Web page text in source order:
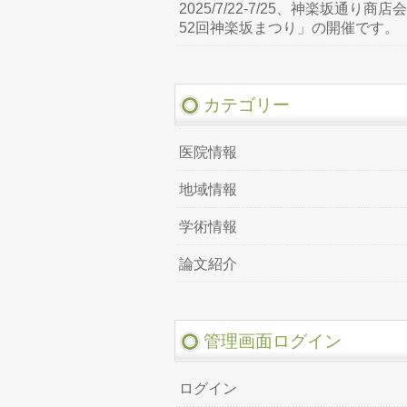
2025/7/22-7/25、神楽坂通り商店
52回神楽坂まつり」の開催です。
カテゴリー
医院情報
地域情報
学術情報
論文紹介
管理画面ログイン
ログイン